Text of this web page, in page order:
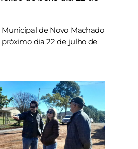
de Novo Machado
próximo dia 22 de julho de